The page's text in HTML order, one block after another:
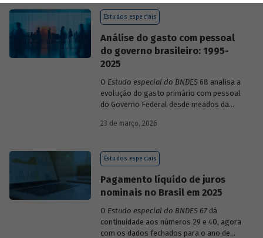
Estudos especiais
Análise do gasto com pessoal
do governo brasileiro: 1995-
2025
O Estudo especial do BNDES68 analisa a
evolução do gasto primário com pessoal
do Governo Federal desde meados da
durante esse período e as mudanças
23 de março, 2026
Estudos especiais
Pagamento líquido de juros
nominais no Brasil em 2025
O Estudo especial do BNDES 67dá
continuidade aos números 29 e 40, agora
com os dados fechados para o ano de